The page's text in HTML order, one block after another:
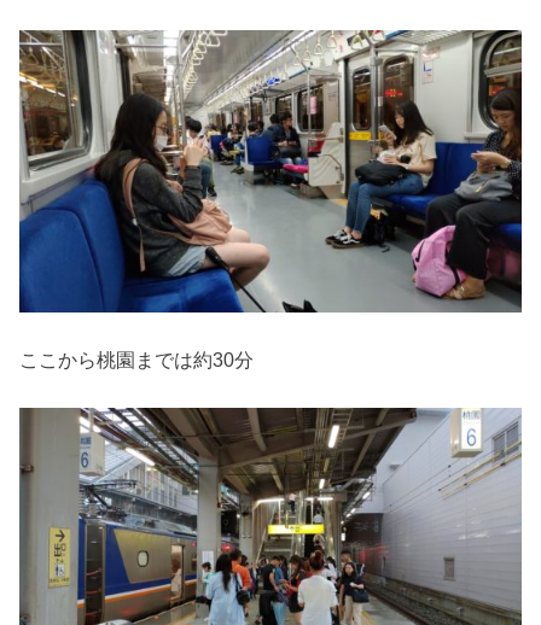
ここから桃園までは約30分